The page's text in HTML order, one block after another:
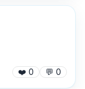
❤️ 0 💬 0